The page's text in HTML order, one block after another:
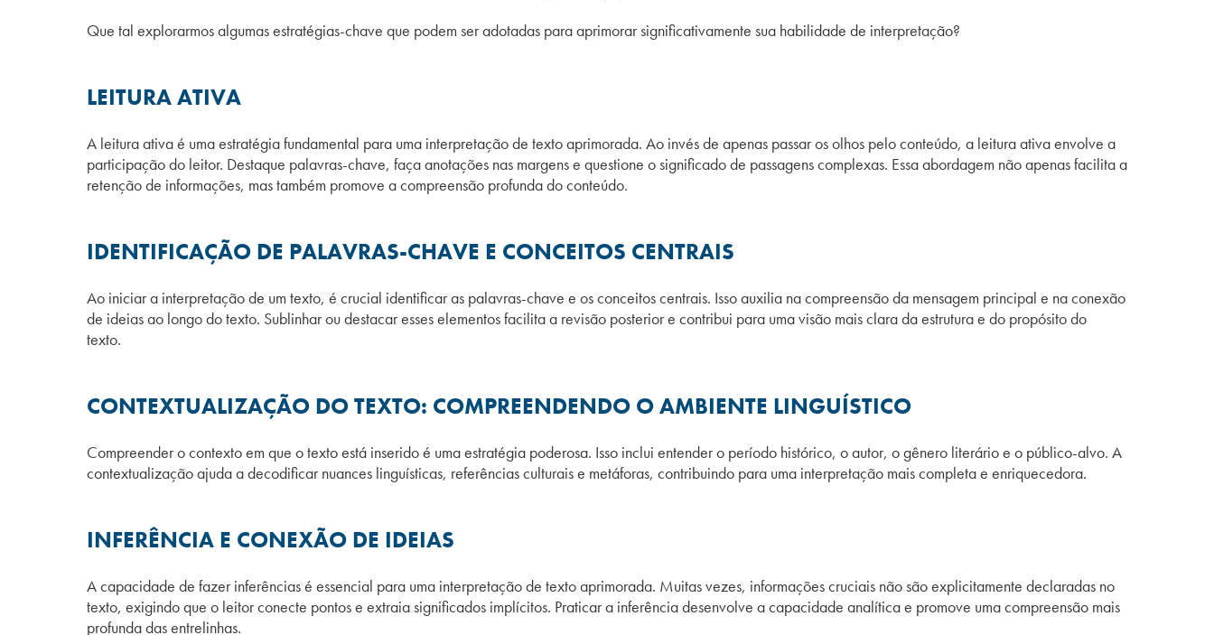
Que tal explorarmos algumas estratégias-chave que podem ser adotadas para aprimorar significativamente sua habilidade de interpretação?
LEITURA ATIVA
A leitura ativa é uma estratégia fundamental para uma interpretação de texto aprimorada. Ao invés de apenas passar os olhos pelo conteúdo, a leitura ativa envolve a
participação do leitor. Destaque palavras-chave, faça anotações nas margens e questione o significado de passagens complexas. Essa abordagem não apenas facilita a
retenção de informações, mas também promove a compreensão profunda do conteúdo.
IDENTIFICAÇÃO DE PALAVRAS-CHAVE E CONCEITOS CENTRAIS
Ao iniciar a interpretação de um texto, é crucial identificar as palavras-chave e os conceitos centrais. Isso auxilia na compreensão da mensagem principal e na conexão
de ideias ao longo do texto. Sublinhar ou destacar esses elementos facilita a revisão posterior e contribui para uma visão mais clara da estrutura e do propósito do
texto.
CONTEXTUALIZAÇÃO DO TEXTO: COMPREENDENDO O AMBIENTE LINGUÍSTICO
Compreender o contexto em que o texto está inserido é uma estratégia poderosa. Isso inclui entender o período histórico, o autor, o gênero literário e o público-alvo. A
contextualização ajuda a decodificar nuances linguísticas, referências culturais e metáforas, contribuindo para uma interpretação mais completa e enriquecedora.
INFERÊNCIA E CONEXÃO DE IDEIAS
A capacidade de fazer inferências é essencial para uma interpretação de texto aprimorada. Muitas vezes, informações cruciais não são explicitamente declaradas no
texto, exigindo que o leitor conecte pontos e extraia significados implícitos. Praticar a inferência desenvolve a capacidade analítica e promove uma compreensão mais
profunda das entrelinhas.